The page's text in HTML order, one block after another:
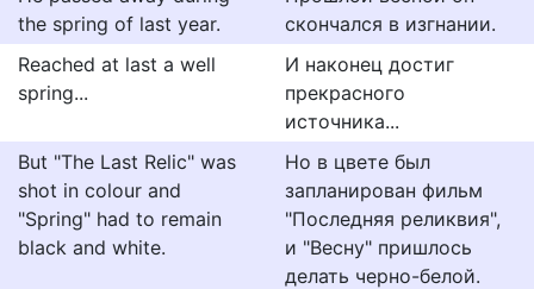
the spring of last year.
скончался в изгнании.
Reached at last a well
spring...
И наконец достиг
прекрасного
источника...
But "The Last Relic" was
shot in colour and
"Spring" had to remain
black and white.
Но в цвете был
запланирован фильм
"Последняя реликвия",
и "Весну" пришлось
делать черно-белой.